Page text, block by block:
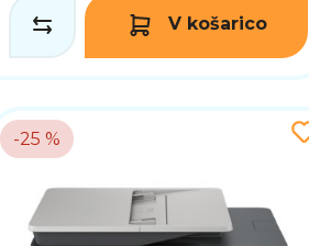
V košarico
-25 %